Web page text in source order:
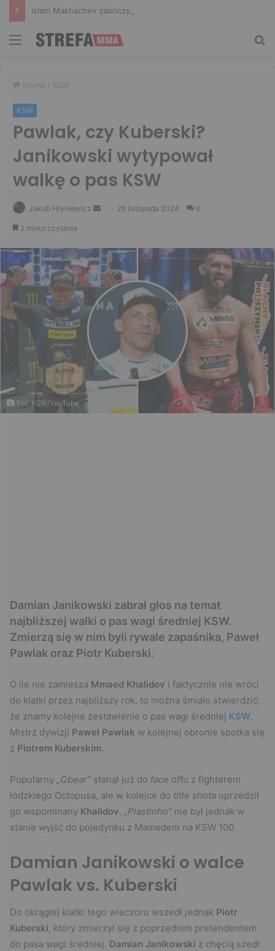
Menu
Home / KSW
KSW
Pawlak, czy Kuberski?
Janikowski wytypował
walkę o pas KSW
Jakub Hryniewicz
Send 28 listopada 2024 0
2 minut czytania
Fot. KSW/YouTube
Damian Janikowski zabrał głos na temat
najbliższej walki o pas wagi średniej KSW.
Zmierzą się w nim byli rywale zapaśnika, Paweł
Pawlak oraz Piotr Kuberski.
O ile nie zamiesza Mmaed Khalidov i faktycznie nie wróci
do klatki przez najbliższy rok, to można śmiało stwierdzić,
że znamy kolejne zestawienie o pas wagi średniej KSW.
Mistrz dywizji Paweł Pawlak w kolejnej obronie spotka się
z Piotrem Kuberskim.
Popularny „Qbear” stanął już do face offu z fighterem
łódzkiego Octopusa, ale w kolejce do title shota uprzedził
go wspominany Khalidov. „Plastinho” nie był jednak w
stanie wyjść do pojedynku z Mamedem na KSW 100.
Damian Janikowski o walce
Pawlak vs. Kuberski
Do okrągłej klatki tego wieczoru wszedł jednak Piotr
Kuberski, który zmierzył się z poprzednim pretendentem
do pasa wagi średniej. Damian Janikowski z chęcią szedł